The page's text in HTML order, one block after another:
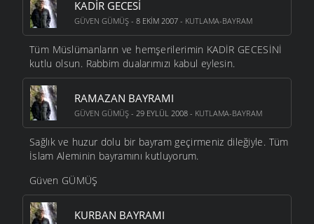
KADIR GECESI
GÜVEN GÜMÜŞ - 8 EKIM 2007 - KUTLAMA-BAYRAM
Tüm Müslümanların ve hemşerilerimin KADİR GECESİNİ
kutlu olsun. Rabbim dualarımızı kabul eylesin.
RAMAZAN BAYRAMI
GÜVEN GÜMÜŞ - 29 EYLÜL 2008 - KUTLAMA-BAYRAM
Sağlık ve huzur dolu bir bayram geçirmeniz dileğiyle. Tüm
İslam Aleminin bayramını kutluyorum.
Güven GÜMÜŞ
KURBAN BAYRAMI